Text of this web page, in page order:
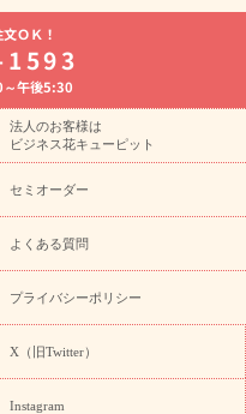
誕生日フラワーギフト特集
・開業祝い
・お悔やみの花
花 胡蝶蘭・花鉢
ひまわり ギフト・プレゼント
のイベント
お盆 花（新
お盆・お供え 花とセットギ
ワー
ひまわり ギフト・プ
暑中見舞い 花のギフト特集
ント特集
花のおすすめランキング
敬
特集
敬老の日 花とセットギ
全てのギフト一覧
キャン
ズ』コラボキャンペーン
ーン
誕生日の花を探す
ーギフト特集
ＯＫ！
午後5:30
法人のお客様は
ビジネス花キューピット
セミオーダー
よくある質問
プライバシーポリシー
X（旧Twitter）
Instagram